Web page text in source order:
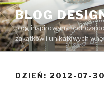
Przejdź
do
treści
BLOG
blog inspirowany podróżą
zakątków i unikatowych
DZIEŃ: 2012-07-30